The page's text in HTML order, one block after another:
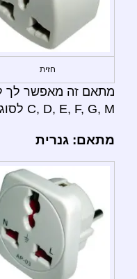
חזית
C, D, E, F, G, M לסוגי שקעים: I.
מתאם: גנרית